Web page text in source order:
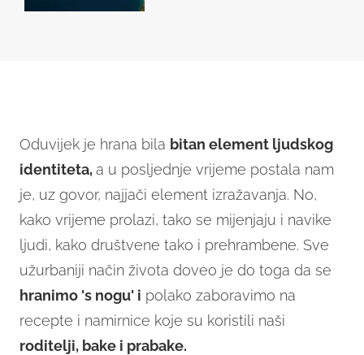
Oduvijek je hrana bila bitan element ljudskog
identiteta,a u posljednje vrijeme postala nam
je, uz govor, najjači element izražavanja. No,
kako vrijeme prolazi, tako se mijenjaju i navike
ljudi, kako društvene tako i prehrambene. Sve
užurbaniji način života doveo je do toga da se
hranimo 's nogu' i polako zaboravimo na
recepte i namirnice koje su koristili naši
roditelji, bake i prabake.